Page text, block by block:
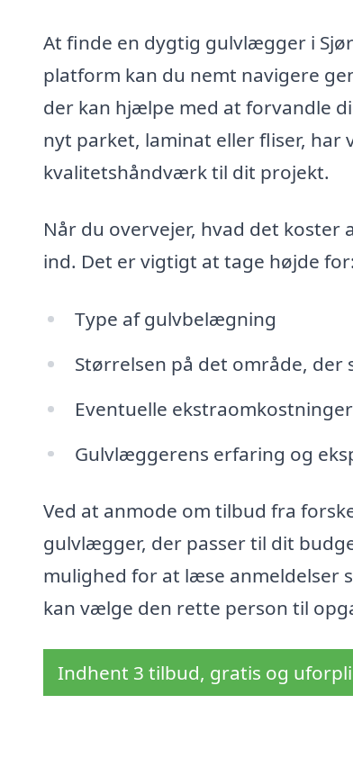
At finde en dygtig gulvlægger i
platform kan du nemt navigere
der kan hjælpe med at forvandle
nyt parket, laminat eller fliser, har
kvalitetshåndværk til dit projekt.
Når du overvejer, hvad det
ind. Det er vigtigt at tage højde for:
Type af gulvbelægning
Størrelsen på det område, der
Eventuelle
Gulvlæggerens erfaring og
Ved at anmode om tilbud fra
gulvlægger, der passer til dit
mulighed for at læse anmeldelser
kan vælge den rette person til
Indhent 3 tilbud, gratis og